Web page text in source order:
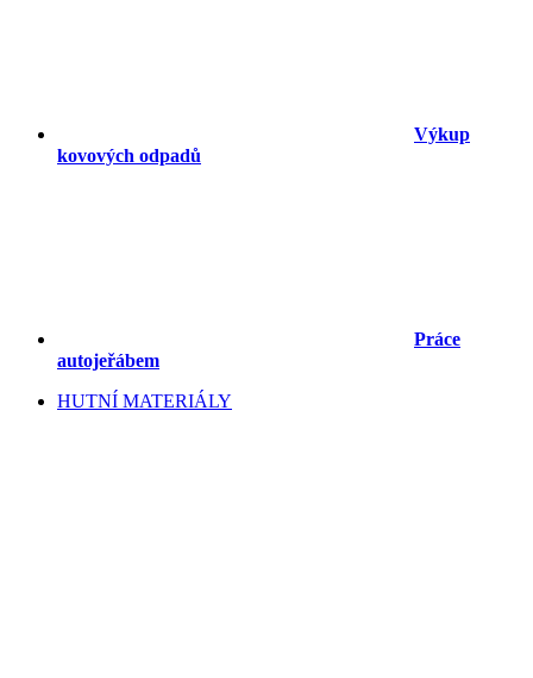
Výkup
kovových odpadů
Práce
autojeřábem
HUTNÍ MATERIÁLY